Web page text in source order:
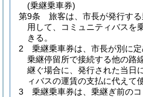
(乗継乗車券)
第9条
旅客は、市長が発行す
用して、コミュニティバスを
きる。
2
乗継乗車券は、市長が別に
乗継停留所で接続する他の路
継ぐ場合に、発行された当日
ィバスの運賃の支払に代えて
3
乗継乗車券は、乗継ぎ前の